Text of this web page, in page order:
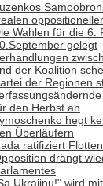
Wahlen für die 6.
gelegt
der Koalition
der Regionen
den Herbst an
hegt
Überläufern
ratifiziert
drängt
Ukrajinu!" wird